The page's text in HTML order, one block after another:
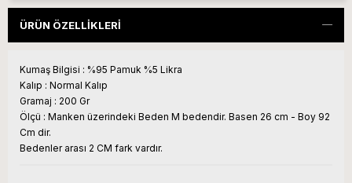
ÜRÜN ÖZELLIKLERI
Kumaş Bilgisi : %95 Pamuk %5 Likra
Kalıp : Normal Kalıp
Gramaj : 200 Gr
Ölçü : Manken üzerindeki Beden M bedendir. Basen 26 cm - Boy 92
Cm dir.
Bedenler arası 2 CM fark vardır.